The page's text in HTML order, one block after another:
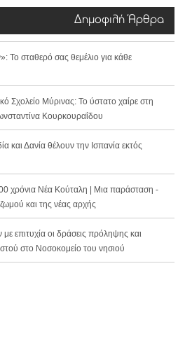
Δημοφιλή Άρθρα
Το σταθερό σας θεμέλιο για κάθε
Σχολείο Μύρινας: Το ύστατο χαίρε στη
Κουρκουραΐδου
και Δανία θέλουν την Ισπανία εκτός
χρόνια Νέα Κούταλη | Μια παράσταση -
και της νέας αρχής
επιτυχία οι δράσεις πρόληψης και
στο Νοσοκομείο του νησιού